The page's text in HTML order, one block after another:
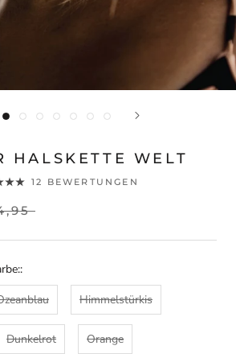
HALSKETTE WELT
12 BEWERTUNGEN
Himmelstürkis
Dunkelrot Orange